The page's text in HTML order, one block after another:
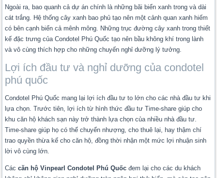
Ngoài ra, bao quanh cả dự án chính là những bãi biển xanh trong và dài
cát trắng. Hệ thống cây xanh bao phủ tạo nên một cảnh quan xanh hiếm
có bên cạnh biển cả mênh mông. Những trục đường cây xanh trong thiết
kế đặc trưng của Condotel Phú Quốc tạo nên bầu không khí trong lành
và vô cùng thích hợp cho những chuyến nghỉ dưỡng lý tưởng.
Lợi ích đầu tư và nghỉ dưỡng của condotel
phú quốc
Condotel Phú Quốc mang lại lợi ích đầu tư to lớn cho các nhà đầu tư khi
lựa chọn. Trước tiên, lợi ích từ hình thức đầu tư Time-share giúp cho
khu căn hộ khách sạn này trở thành lựa chọn của nhiều nhà đầu tư.
Time-share giúp họ có thể chuyển nhượng, cho thuê lại, hay thậm chí
trao quyền thừa kế cho căn hộ, đồng thời nhận một mức lợi nhuận sinh
lời vô cùng lớn.
Cáccăn hộ Vinpearl Condotel Phú Quốc đem lại cho các du khách